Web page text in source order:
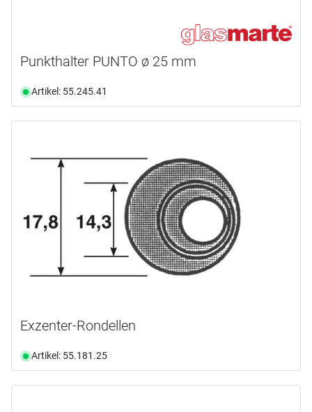
Punkthalter PUNTO ø 25 mm
Artikel: 55.245.41
Exzenter-Rondellen
Artikel: 55.181.25